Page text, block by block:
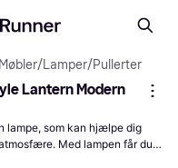
/Lamper/Pullerter
Lantern Modern
lampe, som kan hjælpe dig
Med lampen får du
ved terrassen.